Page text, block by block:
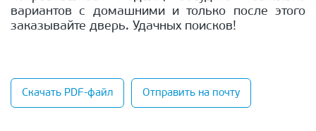
вариантов с домашними и только после этого
заказывайте дверь. Удачных поисков!
Скачать PDF-файл Отправить на почту